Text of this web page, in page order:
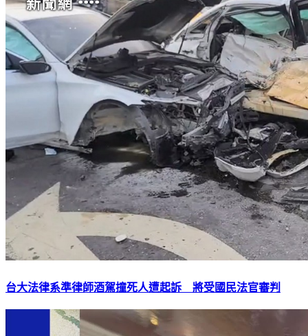
台大法律系準律師酒駕撞死人遭起訴 將受國民法官審判